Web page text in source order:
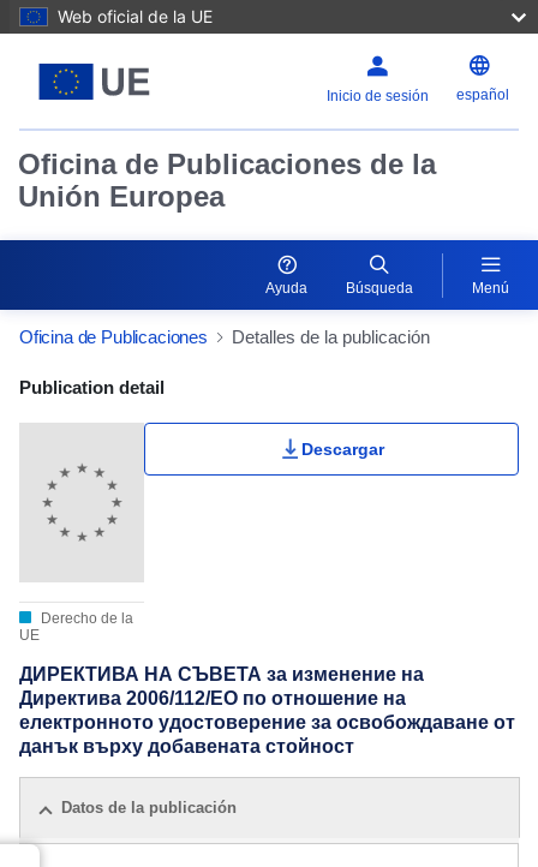
Web oficial de la UE
Inicio de sesión español
Oficina de Publicaciones de la
Unión Europea
Ayuda Búsqueda Menú
Oficina de Publicaciones Detalles de la publicación
Publication Detail Actions Portlet
Publication detail
Derecho de la
UE
Descargar
ДИРЕКТИВА НА СЪВЕТА за изменение на
Директива 2006/112/EО по отношение на
електронното удостоверение за освобождаване от
данък върху добавената стойност
Datos de la publicación